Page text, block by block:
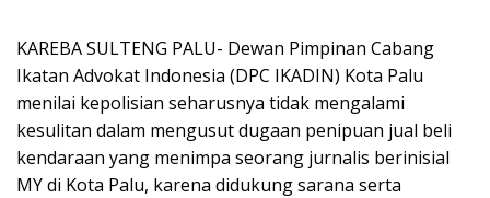
KAREBA SULTENG PALU- Dewan Pimpinan Cabang
Ikatan Advokat Indonesia (DPC IKADIN) Kota Palu
menilai kepolisian seharusnya tidak mengalami
kesulitan dalam mengusut dugaan penipuan jual beli
kendaraan yang menimpa seorang jurnalis berinisial
MY di Kota Palu, karena didukung sarana serta